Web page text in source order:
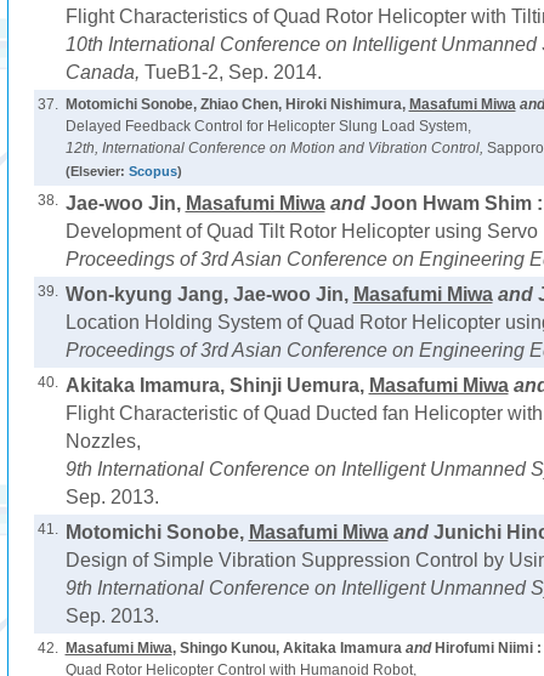
Flight Characteristics of Quad Rotor Helicopter with
10th International Conference on Intelligent Unmanned
Canada, TueB1-2, Sep. 2014.
37. Motomichi Sonobe, Zhiao Chen, Hiroki Nishimura, Masafumi Miwa
Delayed Feedback Control for Helicopter Slung Load System,
12th, International Conference on Motion and Vibration Control,
(Elsevier: Scopus)
38. Jae-woo Jin, Masafumi Miwaand Joon Hwam Shim :
Development of Quad Tilt Rotor Helicopter using Servo
Proceedings of 3rd Asian Conference on Engineering
39. Won-kyung Jang, Jae-woo Jin, Masafumi Miwaand
Location Holding System of Quad Rotor Helicopter
Proceedings of 3rd Asian Conference on Engineering
40. Akitaka Imamura, Shinji Uemura, Masafumi Miwa
Flight Characteristic of Quad Ducted fan Helicopter
Nozzles,
9th International Conference on Intelligent Unmanned
Sep. 2013.
41. Motomichi Sonobe, Masafumi Miwaand Junichi
Design of Simple Vibration Suppression Control by
9th International Conference on Intelligent Unmanned
Sep. 2013.
42. Masafumi Miwa, Shingo Kunou, Akitaka Imamuraand Hirofumi Niimi :
Quad Rotor Helicopter Control with Humanoid Robot,